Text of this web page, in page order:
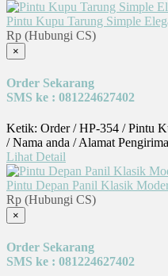
Pintu Kupu Tarung Simple
Rp (Hubungi CS)
×
Order Sekarang
SMS ke : 081224627402
Ketik: Order / HP-354 / Pintu
/ Nama anda / Alamat
Lihat Detail
Pintu Depan Panil Klasik
Rp (Hubungi CS)
×
Order Sekarang
SMS ke : 081224627402